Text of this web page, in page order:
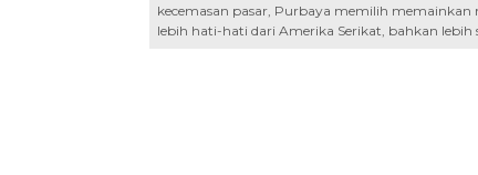
kecemasan pasar, Purbaya memilih memainkan
lebih hati-hati dari Amerika Serikat, bahkan